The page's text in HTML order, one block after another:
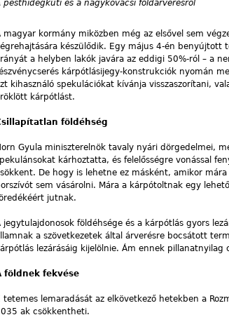
pesthidegkúti és a nagykovácsi földárverésről
magyar kormány miközben még az elsővel sem
készülődik. Egy május 4-én benyújtott
a helyben lakók javára az eddigi 50%-ról – a
kárpótlásijegy-konstrukciók nyomán
kihasználó spekulációkat kívánja visszaszorítani,
kárpótlást.
földéhség
Gyula miniszterelnök tavaly nyári dörgedelmei,
kárhoztatta, és felelősségre vonással
De hogy is lehetne ez másként, amikor
sem vásárolni. Mára a kárpótoltnak egy
jutnak.
jegytulajdonosok földéhsége és a kárpótlás gyors
a szövetkezetek által árverésre bocsátott
lezárásáig kijelölnie. Ám ennek
földnek fekvése
tetemes lemaradását az elkövetkező hetekben a
ak csökkentheti.